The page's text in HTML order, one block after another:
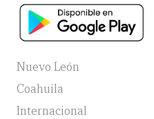
Nuevo León
Coahuila
Internacional